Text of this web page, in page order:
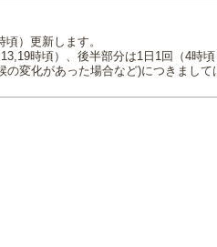
）更新します。
時頃）、後半部分は1日1回（4時頃
変化があった場合など)につきまして